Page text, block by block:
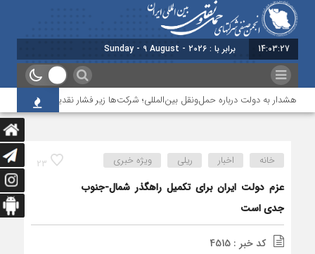
14:03:27 برابر با : Sunday - 9 August - 2026
هشدار به دولت درباره حمل‌ونقل بین‌المللی؛ شرکت‌ها زیر فشار نقدینگی، مالیات و
23 خانه اخبار ریلی ویژه خبری
عزم دولت ایران برای تکمیل راهگذر شمال-جنوب
جدی است
کد خبر : 4515